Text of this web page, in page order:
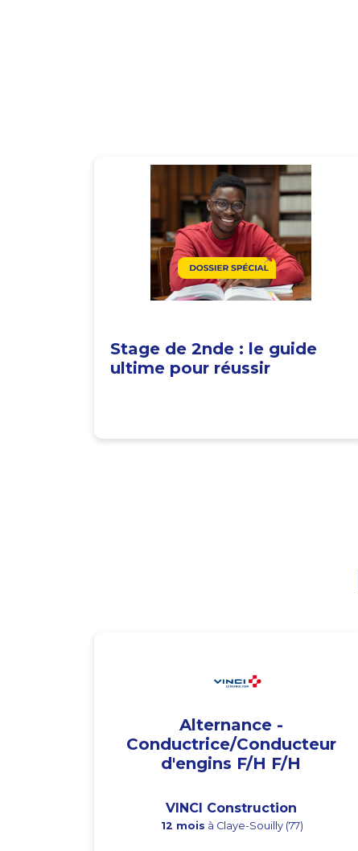
Stage de 2nde : le guide
ultime pour réussir
Alternance -
Conductrice/Conducteur
d'engins F/H F/H
VINCI Construction
12 mois à Claye-Souilly (77)